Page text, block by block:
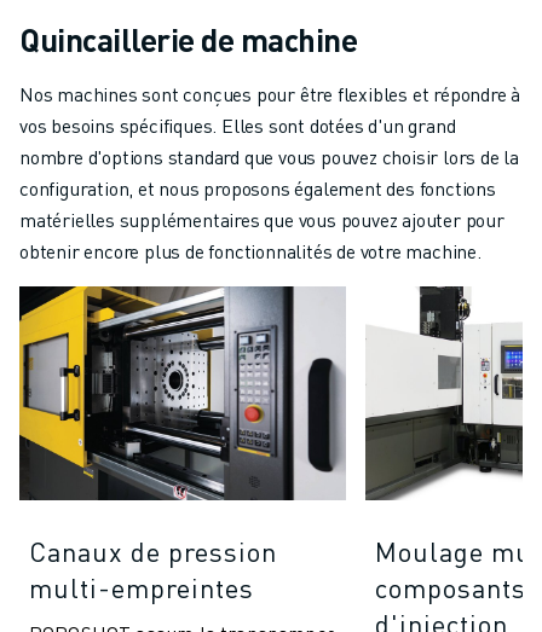
Quincaillerie de machine
Nos machines sont conçues pour être flexibles et répondre à
vos besoins spécifiques. Elles sont dotées d'un grand
nombre d'options standard que vous pouvez choisir lors de la
configuration, et nous proposons également des fonctions
matérielles supplémentaires que vous pouvez ajouter pour
obtenir encore plus de fonctionnalités de votre machine.
Canaux de pression
multi-empreintes
Moulage
composants
d'injection